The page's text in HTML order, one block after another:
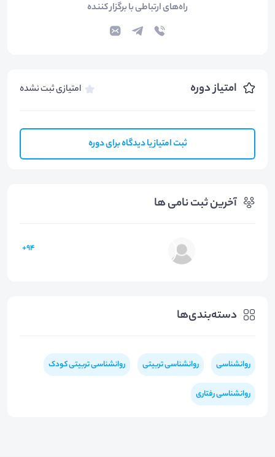
راه‌های ارتباطی با برگزار کننده
امتیاز دوره امتیازی ثبت نشده
ثبت امتیاز یا دیدگاه برای دوره
آخرین ثبت نامی ها
94+
دسته‌بندی‌ها
روانشناسی روانشناسی تربیتی روانشناسی تربیتی کودک
روانشناسی رفتاری